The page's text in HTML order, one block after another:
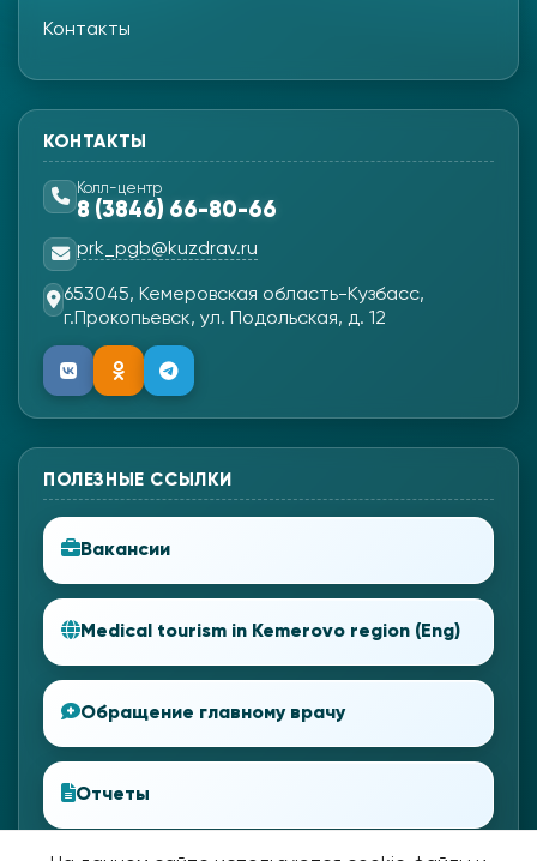
Контакты
КОНТАКТЫ
Колл-центр
8 (3846) 66-80-66
prk_pgb@kuzdrav.ru
653045, Кемеровская область-Кузбасс,
г.Прокопьевск, ул. Подольская, д. 12
ПОЛЕЗНЫЕ ССЫЛКИ
Вакансии
Medical tourism in Kemerovo region (Eng)
Обращение главному врачу
Отчеты